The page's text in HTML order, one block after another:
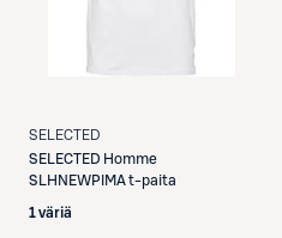
SELECTED
SELECTED Homme
SLHNEWPIMA t-paita
1 väriä